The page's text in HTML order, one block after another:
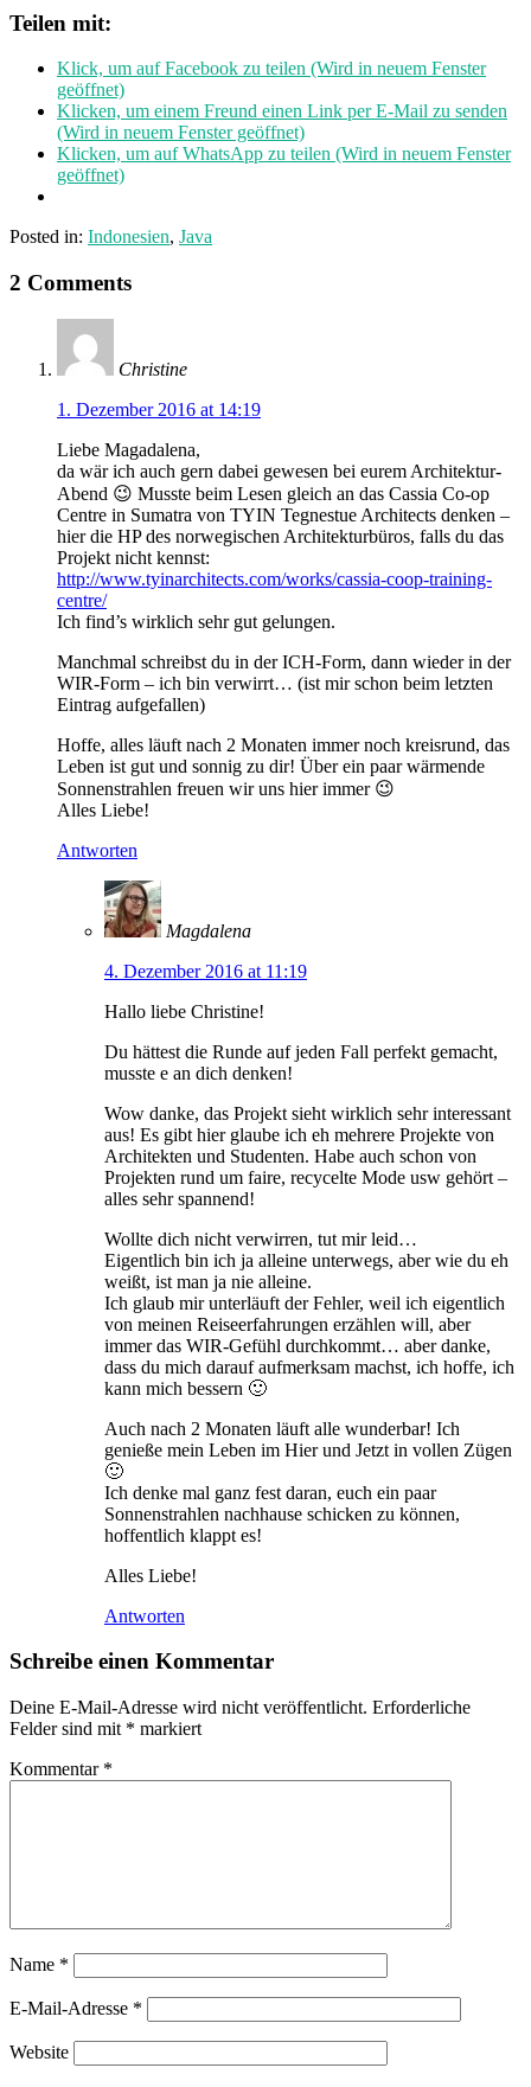
Teilen mit:
Klick, um auf Facebook zu teilen (Wird in neuem Fenster
geöffnet)
Klicken, um einem Freund einen Link per E-Mail zu senden
(Wird in neuem Fenster geöffnet)
Klicken, um auf WhatsApp zu teilen (Wird in neuem Fenster
geöffnet)
Posted in: Indonesien, Java
2 Comments
Christine
1. Dezember 2016 at 14:19
Liebe Magadalena,
da wär ich auch gern dabei gewesen bei eurem Architektur-
Abend 😉 Musste beim Lesen gleich an das Cassia Co-op
Centre in Sumatra von TYIN Tegnestue Architects denken –
hier die HP des norwegischen Architekturbüros, falls du das
Projekt nicht kennst:
http://www.tyinarchitects.com/works/cassia-coop-training-
centre/
Ich find’s wirklich sehr gut gelungen.
Manchmal schreibst du in der ICH-Form, dann wieder in der
WIR-Form – ich bin verwirrt… (ist mir schon beim letzten
Eintrag aufgefallen)
Hoffe, alles läuft nach 2 Monaten immer noch kreisrund, das
Leben ist gut und sonnig zu dir! Über ein paar wärmende
Sonnenstrahlen freuen wir uns hier immer 😉
Alles Liebe!
Antworten
Magdalena
4. Dezember 2016 at 11:19
Hallo liebe Christine!
Du hättest die Runde auf jeden Fall perfekt gemacht,
musste e an dich denken!
Wow danke, das Projekt sieht wirklich sehr interessant
aus! Es gibt hier glaube ich eh mehrere Projekte von
Architekten und Studenten. Habe auch schon von
Projekten rund um faire, recycelte Mode usw gehört –
alles sehr spannend!
Wollte dich nicht verwirren, tut mir leid…
Eigentlich bin ich ja alleine unterwegs, aber wie du eh
weißt, ist man ja nie alleine.
Ich glaub mir unterläuft der Fehler, weil ich eigentlich
von meinen Reiseerfahrungen erzählen will, aber
immer das WIR-Gefühl durchkommt… aber danke,
dass du mich darauf aufmerksam machst, ich hoffe, ich
kann mich bessern 🙂
Auch nach 2 Monaten läuft alle wunderbar! Ich
genieße mein Leben im Hier und Jetzt in vollen Zügen
🙂
Ich denke mal ganz fest daran, euch ein paar
Sonnenstrahlen nachhause schicken zu können,
hoffentlich klappt es!
Alles Liebe!
Antworten
Schreibe einen Kommentar
Deine E-Mail-Adresse wird nicht veröffentlicht. Erforderliche
Felder sind mit * markiert
Kommentar *
Name *
E-Mail-Adresse *
Website